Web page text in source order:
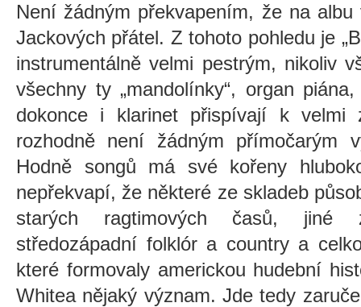
Není žádným překvapením, že na
Jackových přátel. Z tohoto pohledu je
instrumentálně velmi pestrým, nikoliv
všechny ty „mandolínky“, organ
dokonce i klarinet přispívají k velmi
rozhodně není žádným přímočarým
Hodně songů má své kořeny
nepřekvapí, že některé ze skladeb
starých ragtimových časů, jiné
středozápadní folklór a country a
které formovaly americkou hudební
Whitea nějaký význam. Jde tedy